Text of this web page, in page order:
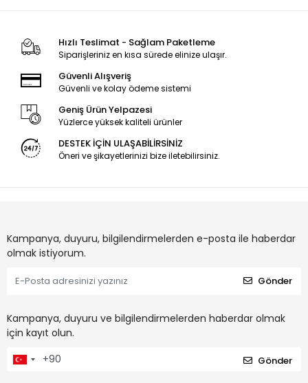
Hızlı Teslimat - Sağlam Paketleme
Siparişleriniz en kısa sürede elinize ulaşır.
Güvenli Alışveriş
Güvenli ve kolay ödeme sistemi
Geniş Ürün Yelpazesi
Yüzlerce yüksek kaliteli ürünler
DESTEK İÇİN ULAŞABİLİRSİNİZ
Öneri ve şikayetlerinizi bize iletebilirsiniz.
Kampanya, duyuru, bilgilendirmelerden e-posta ile haberdar
olmak istiyorum.
Gönder
Kampanya, duyuru ve bilgilendirmelerden haberdar olmak
için kayıt olun.
Gönder